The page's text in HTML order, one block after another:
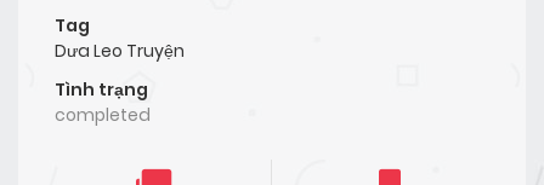
Tag
Dưa Leo Truyện
Tình trạng
completed